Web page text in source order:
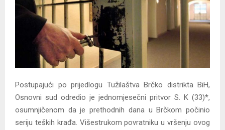
Postupajući po prijedlogu Tužilaštva Brčko distrikta BiH,
Osnovni sud odredio je jednomjesečni pritvor S. K (33)*,
osumnjičenom da je prethodnih dana u Brčkom počinio
seriju teških krađa. Višestrukom povratniku u vršenju ovog